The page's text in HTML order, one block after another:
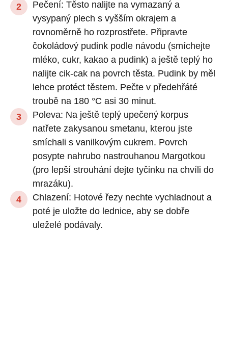
Pečení: Těsto nalijte na vymazaný a
vysypaný plech s vyšším okrajem a
rovnoměrně ho rozprostřete. Připravte
čokoládový pudink podle návodu (smíchejte
mléko, cukr, kakao a pudink) a ještě teplý ho
nalijte cik-cak na povrch těsta. Pudink by měl
lehce protéct těstem. Pečte v předehřáté
troubě na 180 °C asi 30 minut.
Poleva: Na ještě teplý upečený korpus
natřete zakysanou smetanu, kterou jste
smíchali s vanilkovým cukrem. Povrch
posypte nahrubo nastrouhanou Margotkou
(pro lepší strouhání dejte tyčinku na chvíli do
mrazáku).
Chlazení: Hotové řezy nechte vychladnout a
poté je uložte do lednice, aby se dobře
uleželé podávaly.